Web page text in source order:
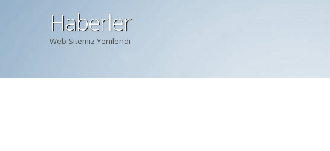
Haberler
Web Sitemiz Yenilendi